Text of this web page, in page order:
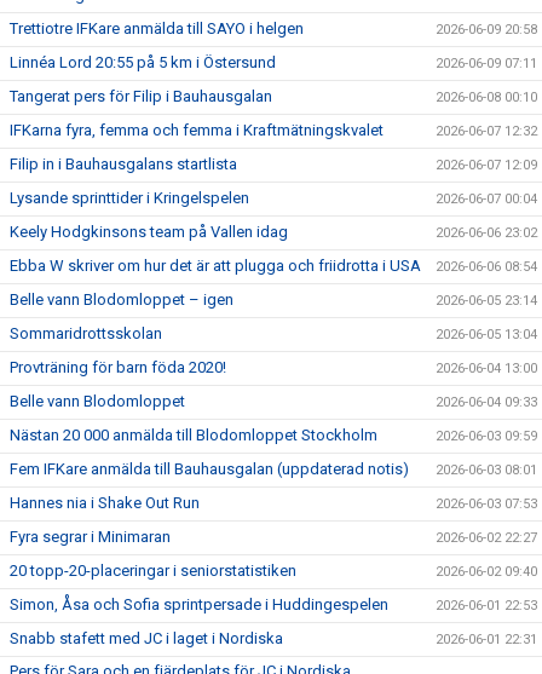
Trettiotre IFKare anmälda till SAYO i helgen 2026-06-09 20:58
Linnéa Lord 20:55 på 5 km i Östersund 2026-06-09 07:11
Tangerat pers för Filip i Bauhausgalan 2026-06-08 00:10
IFKarna fyra, femma och femma i Kraftmätningskvalet 2026-06-07 12:32
Filip in i Bauhausgalans startlista 2026-06-07 12:09
Lysande sprinttider i Kringelspelen 2026-06-07 00:04
Keely Hodgkinsons team på Vallen idag 2026-06-06 23:02
Ebba W skriver om hur det är att plugga och friidrotta i USA 2026-06-06 08:54
Belle vann Blodomloppet – igen 2026-06-05 23:14
Sommaridrottsskolan 2026-06-05 13:04
Provträning för barn föda 2020! 2026-06-04 13:00
Belle vann Blodomloppet 2026-06-04 09:33
Nästan 20 000 anmälda till Blodomloppet Stockholm 2026-06-03 09:59
Fem IFKare anmälda till Bauhausgalan (uppdaterad notis) 2026-06-03 08:01
Hannes nia i Shake Out Run 2026-06-03 07:53
Fyra segrar i Minimaran 2026-06-02 22:27
20 topp-20-placeringar i seniorstatistiken 2026-06-02 09:40
Simon, Åsa och Sofia sprintpersade i Huddingespelen 2026-06-01 22:53
Snabb stafett med JC i laget i Nordiska 2026-06-01 22:31